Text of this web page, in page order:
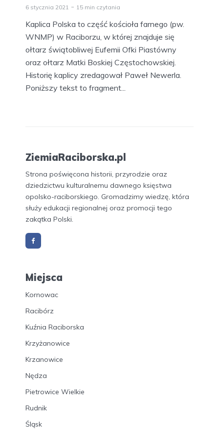
6 stycznia 2021 15 min czytania
Kaplica Polska to część kościoła farnego (pw.
WNMP) w Raciborzu, w której znajduje się
ołtarz świątobliwej Eufemii Ofki Piastówny
oraz ołtarz Matki Boskiej Częstochowskiej.
Historię kaplicy zredagował Paweł Newerla.
Poniższy tekst to fragment...
ZiemiaRaciborska.pl
Strona poświęcona historii, przyrodzie oraz
dziedzictwu kulturalnemu dawnego księstwa
opolsko-raciborskiego. Gromadzimy wiedzę, która
służy edukacji regionalnej oraz promocji tego
zakątka Polski.
Miejsca
Kornowac
Racibórz
Kuźnia Raciborska
Krzyżanowice
Krzanowice
Nędza
Pietrowice Wielkie
Rudnik
Śląsk